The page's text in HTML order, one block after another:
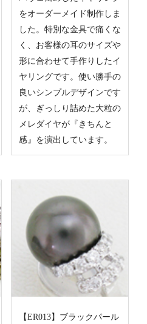
をオーダーメイド制作しま
した。特別な金具で痛くな
く、お客様の耳のサイズや
形に合わせて手作りしたイ
ヤリングです。使い勝手の
良いシンプルデザインです
が、ぎっしり詰めた大粒の
メレダイヤが『きちんと
感』を演出しています。
【ER013】ブラックパール